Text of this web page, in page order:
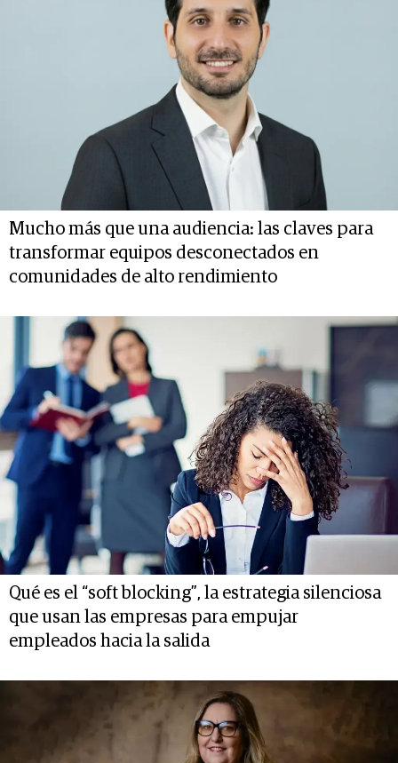
Mucho más que una audiencia: las claves para
transformar equipos desconectados en
comunidades de alto rendimiento
Qué es el “soft blocking”, la estrategia silenciosa
que usan las empresas para empujar
empleados hacia la salida